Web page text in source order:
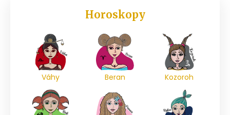
Horoskopy
Váhy Beran Kozoroh